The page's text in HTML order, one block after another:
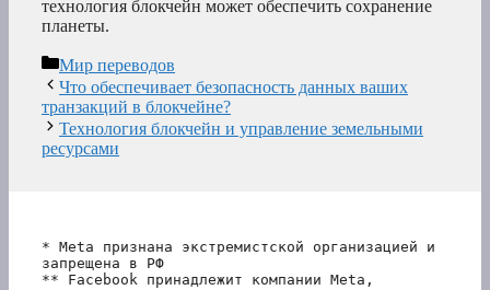
технология блокчейн может обеспечить сохранение
планеты.
Рубрики
Мир переводов
Что обеспечивает безопасность данных ваших
транзакций в блокчейне?
Технология блокчейн и управление земельными
ресурсами
* Meta признана экстремистской организацией и
запрещена в РФ
** Facebook принадлежит компании Meta,